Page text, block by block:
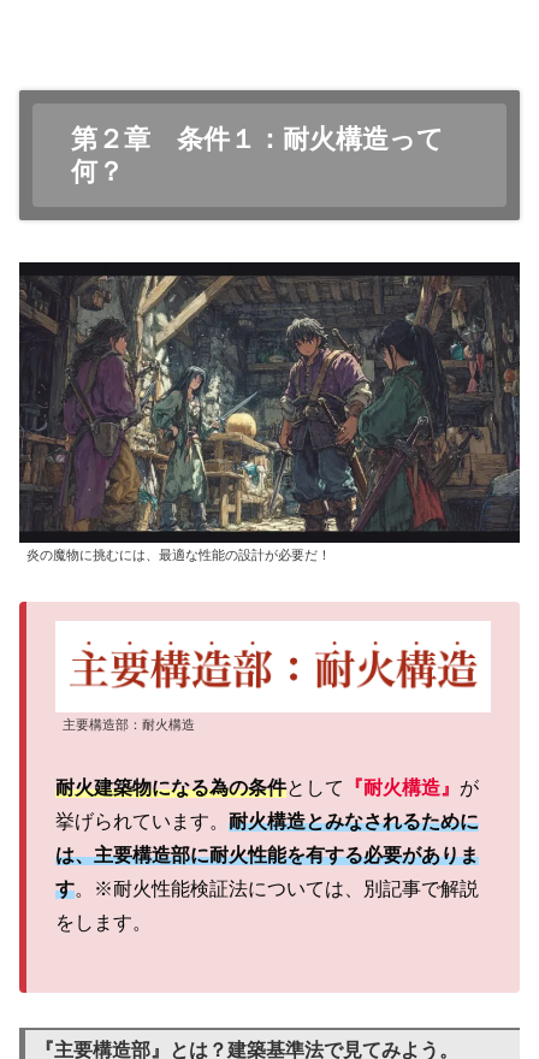
第２章 条件１：耐火構造って
何？
炎の魔物に挑むには、最適な性能の設計が必要だ！
主要構造部：耐火構造
耐火建築物になる為の条件として 『耐火構造』 が
挙げられています。 耐火構造とみなされるために
は、主要構造部に耐火性能を有する必要がありま
す。※耐火性能検証法については、別記事で解説
をします。
『主要構造部』とは？建築基準法で見てみよう。